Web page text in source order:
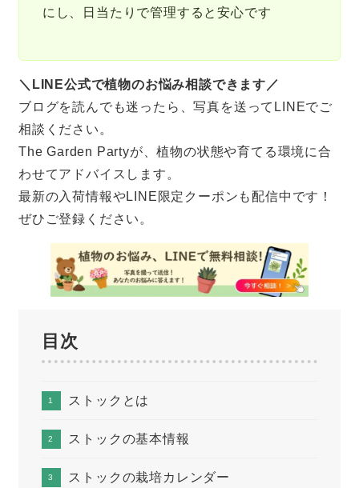
にし、日当たりで管理すると安心です
＼LINE公式で植物のお悩み相談できます／
ブログを読んでも迷ったら、写真を送ってLINEでご
相談ください。
The Garden Partyが、植物の状態や育てる環境に合
わせてアドバイスします。
最新の入荷情報やLINE限定クーポンも配信中です！
ぜひご登録ください。
目次
ストックとは
ストックの基本情報
ストックの栽培カレンダー